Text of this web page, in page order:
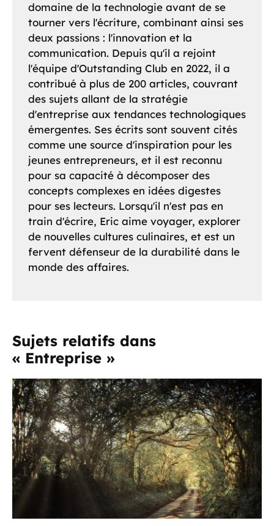
domaine de la technologie avant de se
tourner vers l'écriture, combinant ainsi ses
deux passions : l'innovation et la
communication. Depuis qu'il a rejoint
l'équipe d'Outstanding Club en 2022, il a
contribué à plus de 200 articles, couvrant
des sujets allant de la stratégie
d'entreprise aux tendances technologiques
émergentes. Ses écrits sont souvent cités
comme une source d'inspiration pour les
jeunes entrepreneurs, et il est reconnu
pour sa capacité à décomposer des
concepts complexes en idées digestes
pour ses lecteurs. Lorsqu'il n'est pas en
train d'écrire, Eric aime voyager, explorer
de nouvelles cultures culinaires, et est un
fervent défenseur de la durabilité dans le
monde des affaires.
Sujets relatifs dans
« Entreprise »